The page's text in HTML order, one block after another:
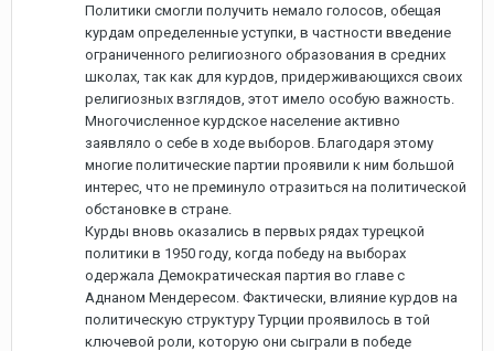
Политики смогли получить немало голосов, обещая
курдам определенные уступки, в частности введение
ограниченного религиозного образования в средних
школах, так как для курдов, придерживающихся своих
религиозных взглядов, этот имело особую важность.
Многочисленное курдское население активно
заявляло о себе в ходе выборов. Благодаря этому
многие политические партии проявили к ним большой
интерес, что не преминуло отразиться на политической
обстановке в стране.
Курды вновь оказались в первых рядах турецкой
политики в 1950 году, когда победу на выборах
одержала Демократическая партия во главе с
Аднаном Мендересом. Фактически, влияние курдов на
политическую структуру Турции проявилось в той
ключевой роли, которую они сыграли в победе